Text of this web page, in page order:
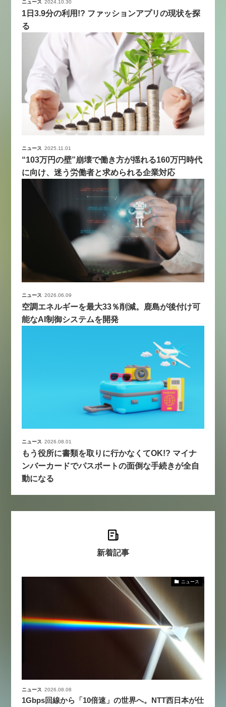
ニュース 2024.10.30
1日3.9分の利用!? ファッションアプリの現状を探
る
ニュース 2025.11.01
“103万円の壁”崩壊で働き方が揺れる160万円時代
に向け、迷う労働者と求められる企業対応
ニュース 2026.06.09
空調エネルギーを最大33％削減。鹿島が後付け可
能なAI制御システムを開発
ニュース 2026.08.01
もう役所に書類を取りに行かなくてOK!? マイナ
ンバーカードでパスポートの面倒な手続きが全自
動になる
新着記事
ニュース
ニュース 2026.08.08
1Gbps回線から「10倍速」の世界へ。NTT西日本が仕